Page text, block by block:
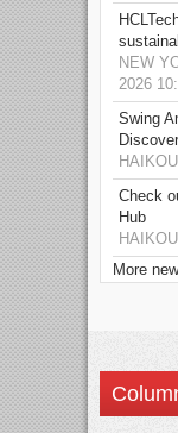
NEW
2026
Swing
Check
Hub
More